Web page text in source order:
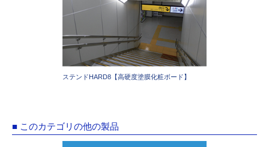
ステンドHARD8【高硬度塗膜化粧ボード】
■ このカテゴリの他の製品